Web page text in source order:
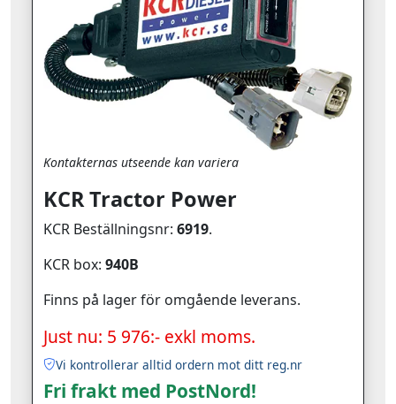
Kontakternas utseende kan variera
KCR Tractor Power
KCR Beställningsnr: 6919.
KCR box: 940B
Finns på lager för omgående leverans.
Just nu: 5 976:- exkl moms.
Vi kontrollerar alltid ordern mot ditt reg.nr
Fri frakt med PostNord!